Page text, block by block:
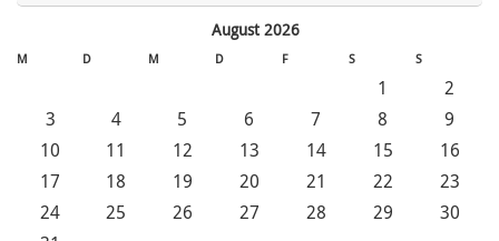
August 2026
M D M D F S S
1
2
3
4 5 6 7 8
9
10
11 12 13 14 15
16
17
18 19 20 21 22
23
24
25 26 27 28 29
30